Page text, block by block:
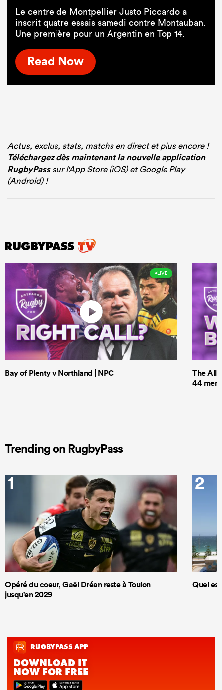
Le centre de Montpellier Justo Piccardo a
inscrit quatre essais samedi contre Montauban.
Une première pour un Argentin en Top 14.
Read Now
Actus, exclus, stats, matchs en direct et plus encore !
Téléchargez dès maintenant la nouvelle application
RugbyPasssur l'App Store (iOS) et Google Play
(Android) !
LIVE
Bay of Plenty v Northland | NPC
The All
44 men
Trending on RugbyPass
1
Opéré du coeur, Gaël Dréan reste à Toulon
jusqu'en 2029
2
Quel